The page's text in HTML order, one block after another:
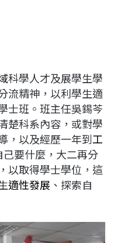
科學人才及展學生學
流精神，以利學生適
士班。班主任吳錫芩
楚科系內容，或對學
，以及經歷一年到工
要什麼，大二再分
以取得學士學位，這
適性發展 、探索自